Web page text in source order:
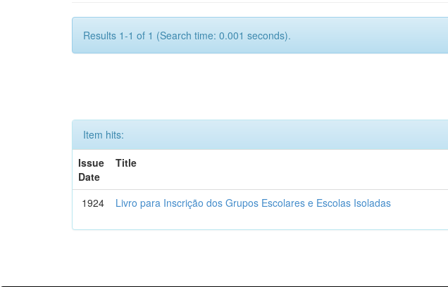
Results 1-1 of 1 (Search time: 0.001 seconds).
Item hits:
Issue
Date
Title
1924 Livro para Inscrição dos Grupos Escolares e Escolas Isoladas